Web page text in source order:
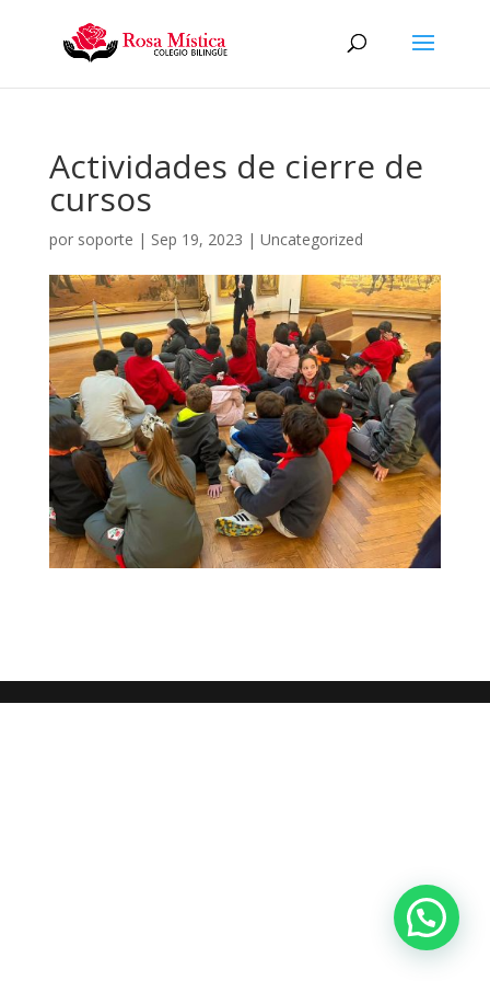
Actividades de cierre de
cursos
por soporte | Sep 19, 2023 | Uncategorized